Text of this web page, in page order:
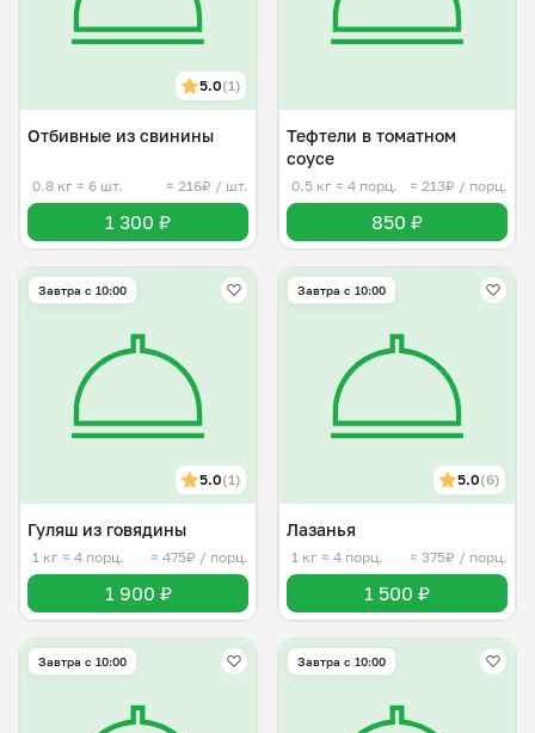
5.0(1)
Отбивные из свинины
0.8 кг ≈ 6 шт. ≈ 216₽ / шт.
1 300 ₽
Тефтели в томатном
соусе
0.5 кг ≈ 4 порц. ≈ 213₽ / порц.
850 ₽
Завтра c 10:00
5.0(1)
Гуляш из говядины
1 кг ≈ 4 порц. ≈ 475₽ / порц.
1 900 ₽
Завтра c 10:00
5.0(6)
Лазанья
1 кг ≈ 4 порц. ≈ 375₽ / порц.
1 500 ₽
Завтра c 10:00 Завтра c 10:00